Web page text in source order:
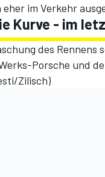
eher im Verkehr
Kurve - im
des Rennens
Porsche und
Zilisch)